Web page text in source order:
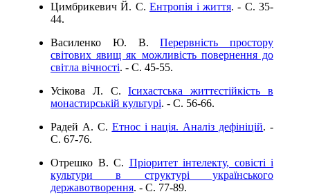
Цимбрикевич Й. С.Ентропія і життя. - C. 35-
44.
Василенко Ю. В.Перервність простору
світових явищ як можливість повернення до
світла вічності. - C. 45-55.
Усікова Л. С.Ісихастська життєстійкість в
монастирській культурі. - C. 56-66.
Радей А. С. Етнос і нація. Аналіз дефініцій. -
C. 67-76.
Отрешко В. С. Пріоритет інтелекту, совісті і
культури в структурі українського
державотворення. - C. 77-89.